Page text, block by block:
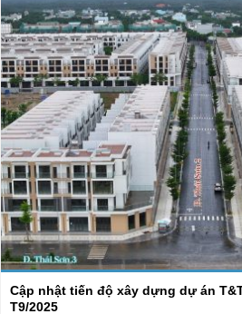
Cập nhật tiến độ xây dựng dự án
T9/2025